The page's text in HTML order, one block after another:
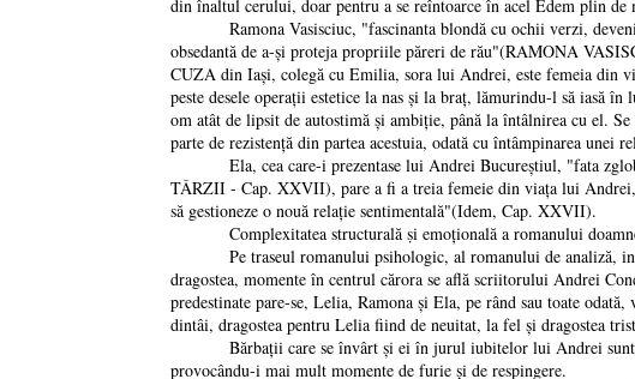
din înaltul cerului, doar pentru a se reîntoarce în acel Edem plin
Ramona Vasisciuc, "fascinanta blondă cu ochii verzi,
obsedantă de a-şi proteja propriile păreri de rău"(RAMONA
CUZA din Iaşi, colegă cu Emilia, sora lui Andrei, este femeia din
peste desele operații estetice la nas şi la braț, lămurindu-l să iasă
om atât de lipsit de autostimă şi ambiție, până la întâlnirea cu el.
parte de rezistență din partea acestuia, odată cu întâmpinarea unei
Ela, cea care-i prezentase lui Andrei Bucureştiul, "fata
TÂRZII - Cap. XXVII), pare a fi a treia femeie din viața lui Andrei,
să gestioneze o nouă relație sentimentală"(Idem, Cap. XXVII).
Complexitatea structurală ṣi emoțională a romanului
Pe traseul romanului psihologic, al romanului de analiză,
dragostea, momente în centrul cărora se află scriitorului Andrei
predestinate pare-se, Lelia, Ramona şi Ela, pe rând sau toate
dintâi, dragostea pentru Lelia fiind de neuitat, la fel şi dragostea
Bărbații care se învârt şi ei în jurul iubitelor lui Andrei sunt tot
provocându-i mai mult momente de furie şi de respingere.